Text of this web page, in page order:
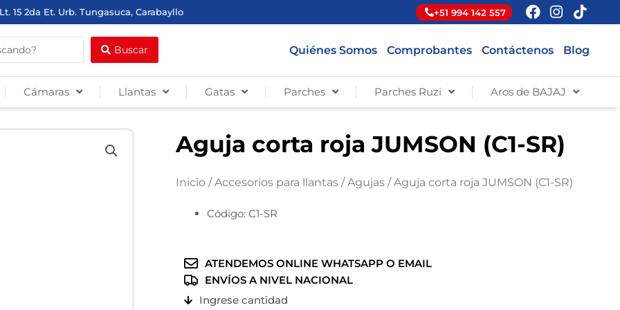
15 2da Et. Urb. Tungasuca, Carabayllo +51 994 142 557
Buscar Quiénes Somos Comprobantes Contáctenos Blog
Cámaras Llantas Gatas Parches Parches Ruzi Aros de BAJAJ
Aguja corta roja JUMSON (C1-SR)
Inicio /Accesorios para llantas /Agujas / Aguja corta roja JUMSON (C1-SR)
Código: C1-SR
ATENDEMOS ONLINE WHATSAPP O EMAIL
ENVÍOS A NIVEL NACIONAL
Ingrese cantidad